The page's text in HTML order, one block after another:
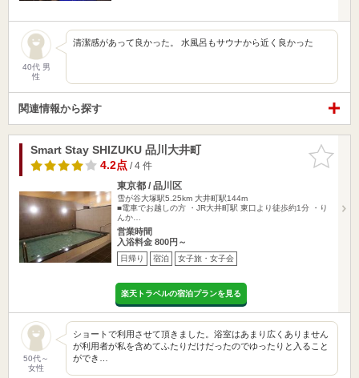
40代 男
性
清潔感があって良かった。 水風呂もサウナから近く良かった
関連情報から探す
お気に入
りに追加
Smart Stay SHIZUKU 品川大井町
4.2点/ 4 件
東京都 / 品川区
雪が谷大塚駅5.25km 大井町駅144m
■電車でお越しの方 ・JR大井町駅 東口より徒歩約1分 ・り
んか…
営業時間
入浴料金 800円～
日帰り 宿泊 女子旅・女子会
楽天トラベルの宿泊プランを見る
50代～
女性
ショートで利用させて頂きました。浴室はあまり広くありません
が利用者が私を含めてふたりだけだったのでゆったりと入ること
ができ…